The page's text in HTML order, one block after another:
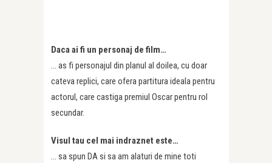
Daca ai fi un personaj de film…
… as fi personajul din planul al doilea, cu doar
cateva replici, care ofera partitura ideala pentru
actorul, care castiga premiul Oscar pentru rol
secundar.
Visul tau cel mai indraznet este…
… sa spun DA si sa am alaturi de mine toti